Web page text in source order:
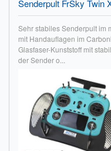
Impressum
FAQ
Was wir bieten
Unsere
KONTAKT
Senderpult FrSky Twin
Sehr stabiles Senderpult im
mit Handauflagen im
Glasfaser-Kunststoff mit
der Sender o...